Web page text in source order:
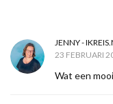
JENNY -
23 FEBRUARI
Wat een